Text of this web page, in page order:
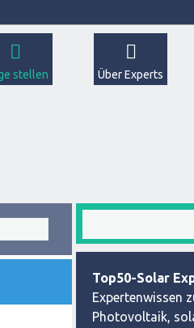
stellen Über Experts
Top50-Solar
Expertenwissen
Photovoltaik,